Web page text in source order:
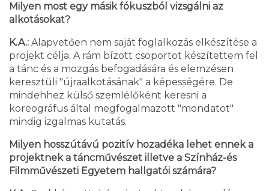
Milyen most egy másik fókuszból vizsgálni az
alkotásokat?
K.A.: Alapvetően nem saját foglalkozás elkészítése a
projekt célja. A rám bízott csoportot készítettem fel
a tánc és a mozgás befogadására és elemzésen
keresztüli "újraalkotásának" a képességére. De
mindehhez külső szemlélőként keresni a
koreográfus által megfogalmazott "mondatot"
mindig izgalmas kutatás.
Milyen hosszútávú pozitív hozadéka lehet ennek a
projektnek a táncművészet illetve a Színház-és
Filmművészeti Egyetem hallgatói számára?